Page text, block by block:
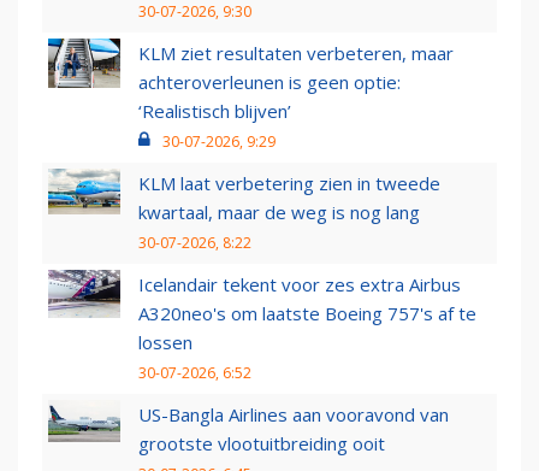
30-07-2026, 9:30
KLM ziet resultaten verbeteren, maar
achteroverleunen is geen optie:
‘Realistisch blijven’
30-07-2026, 9:29
KLM laat verbetering zien in tweede
kwartaal, maar de weg is nog lang
30-07-2026, 8:22
Icelandair tekent voor zes extra Airbus
A320neo's om laatste Boeing 757's af te
lossen
30-07-2026, 6:52
US-Bangla Airlines aan vooravond van
grootste vlootuitbreiding ooit